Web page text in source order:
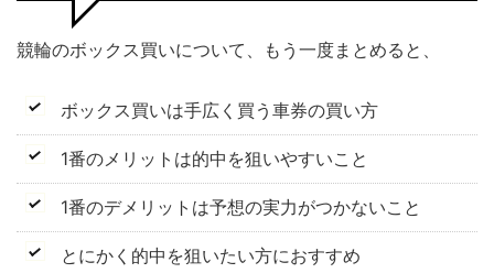
競輪のボックス買いについて、もう一度まとめると、
ボックス買いは手広く買う車券の買い方
1番のメリットは的中を狙いやすいこと
1番のデメリットは予想の実力がつかないこと
とにかく的中を狙いたい方におすすめ